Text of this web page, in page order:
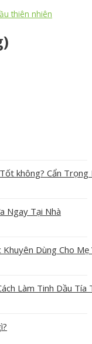
thiên nhiên
không? Cẩn Trọng
Ngay Tại Nhà
Dùng Cho Mẹ
Làm Tinh Dầu Tía